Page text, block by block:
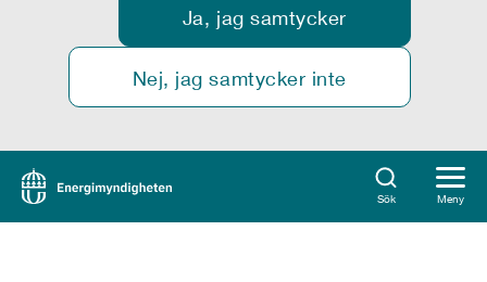
Ja, jag samtycker
Nej, jag samtycker inte
Sök Meny